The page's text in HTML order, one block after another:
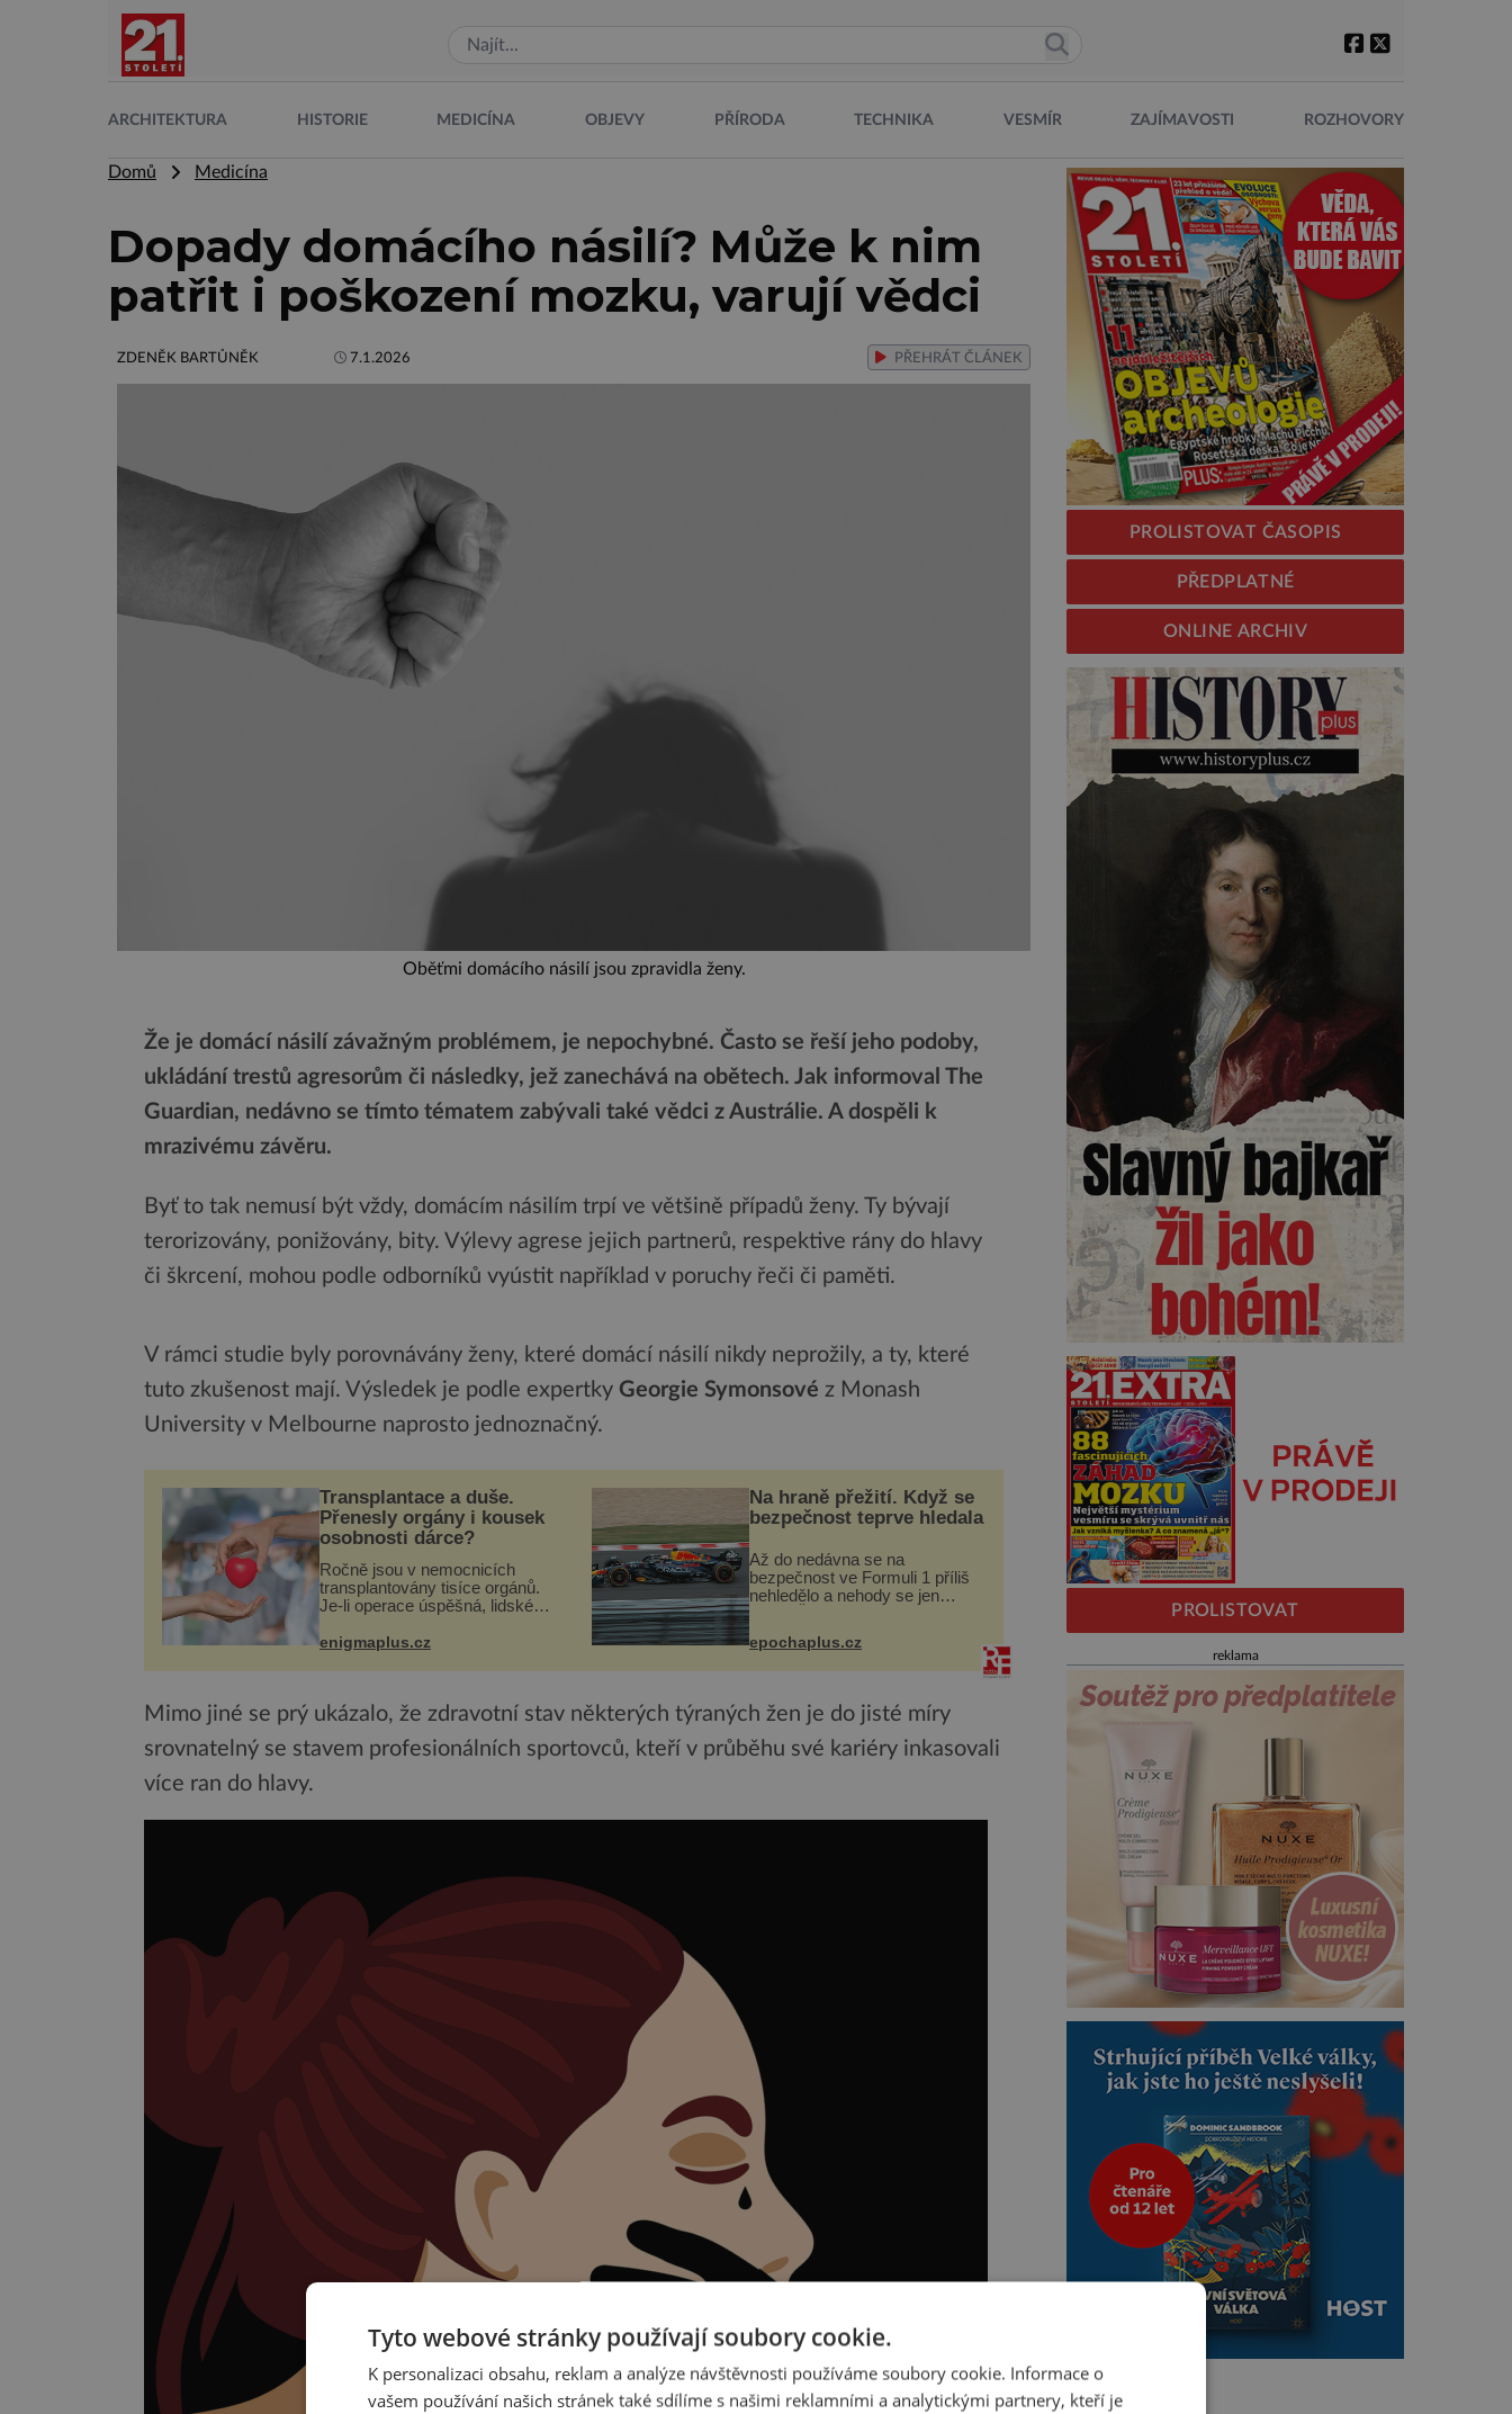
ARCHITEKTURA HISTORIE MEDICÍNA OBJEVY PŘÍRODA TECHNIKA VESMÍR ZAJÍMAVOSTI ROZHOVORY
Domů Medicína
Dopady domácího násilí? Může k nim
patřit i poškození mozku, varují vědci
ZDENĚK BARTŮNĚK 7.1.2026 PŘEHRÁT ČLÁNEK
Oběťmi domácího násilí jsou zpravidla ženy.
Že je domácí násilí závažným problémem, je nepochybné. Často se řeší jeho podoby,
ukládání trestů agresorům či následky, jež zanechává na obětech. Jak informoval The
Guardian, nedávno se tímto tématem zabývali také vědci z Austrálie. A dospěli k
mrazivému závěru.
Byť to tak nemusí být vždy, domácím násilím trpí ve většině případů ženy. Ty bývají
terorizovány, ponižovány, bity. Výlevy agrese jejich partnerů, respektive rány do hlavy
či škrcení, mohou podle odborníků vyústit například v poruchy řeči či paměti.
V rámci studie byly porovnávány ženy, které domácí násilí nikdy neprožily, a ty, které
tuto zkušenost mají. Výsledek je podle expertky Georgie Symonsové z Monash
University v Melbourne naprosto jednoznačný.
Transplantace a duše.
Přenesly orgány i kousek
osobnosti dárce?
Ročně jsou v nemocnicích
transplantovány tisíce orgánů.
Je-li operace úspěšná, lidské
své a pacient může vést
při transplantaci nepřijímám...
enigmaplus.cz
Na hraně přežití. Když se
bezpečnost teprve hledala
Až do nedávna se na
bezpečnost ve Formuli 1 příliš
nehledělo a nehody se jen
následky nebo bohužel i ztrátou
života. Dnes nepochopiteln...
epochaplus.cz
Mimo jiné se prý ukázalo, že zdravotní stav některých týraných žen je do jisté míry
srovnatelný se stavem profesionálních sportovců, kteří v průběhu své kariéry inkasovali
více ran do hlavy.
PROLISTOVAT ČASOPIS
PŘEDPLATNÉ
ONLINE ARCHIV
PROLISTOVAT
reklama
Tyto webové stránky používají soubory cookie.
K personalizaci obsahu, reklam a analýze návštěvnosti používáme soubory cookie. Informace o
vašem používání našich stránek také sdílíme s našimi reklamními a analytickými partnery, kteří je